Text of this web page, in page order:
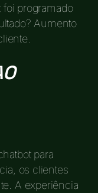
programado
Aumento
para
os clientes
A experiência